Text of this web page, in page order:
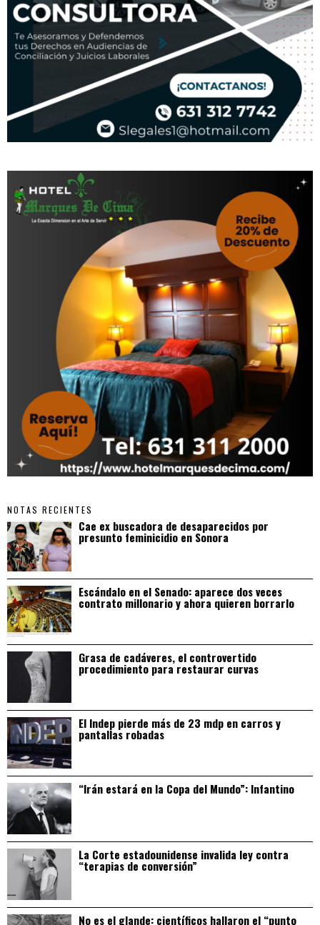
NOTAS RECIENTES
Cae ex buscadora de desaparecidos por
presunto feminicidio en Sonora
Escándalo en el Senado: aparece dos veces
contrato millonario y ahora quieren borrarlo
Grasa de cadáveres, el controvertido
procedimiento para restaurar curvas
El Indep pierde más de 23 mdp en carros y
pantallas robadas
“Irán estará en la Copa del Mundo”: Infantino
La Corte estadounidense invalida ley contra
“terapias de conversión”
No es el glande: científicos hallaron el “punto